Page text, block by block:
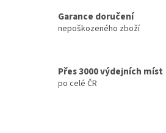
Garance doručení
nepoškozeného zboží
Přes 3000 výdejních míst
po celé ČR